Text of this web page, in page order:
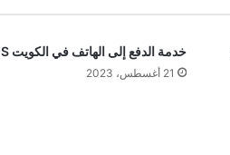
خدمة الدفع إلى الهاتف في الكويت softPOS
21 أغسطس، 2023